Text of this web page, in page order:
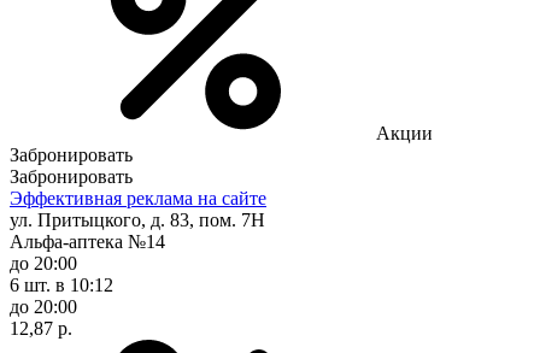
Акции
Забронировать
Забронировать
Эффективная реклама на сайте
ул. Притыцкого, д. 83, пом. 7Н
Альфа-аптека №14
до 20:00
6 шт. в 10:12
до 20:00
12,87 р.